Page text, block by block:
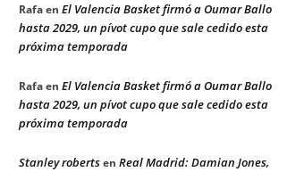
Rafaen El Valencia Basket firmó a Oumar Ballo
hasta 2029, un pívot cupo que sale cedido esta
próxima temporada
Rafaen El Valencia Basket firmó a Oumar Ballo
hasta 2029, un pívot cupo que sale cedido esta
próxima temporada
Stanley robertsen Real Madrid: Damian Jones,